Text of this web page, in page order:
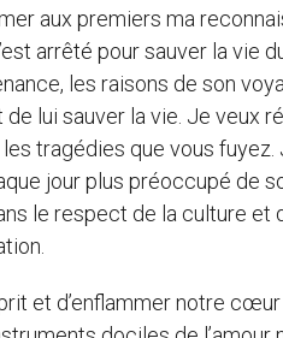
aux premiers ma
arrêté pour sauver la vie
les raisons de son
lui sauver la vie. Je veux
tragédies que vous fuyez.
jour plus préoccupé de
le respect de la culture et
et d’enflammer notre